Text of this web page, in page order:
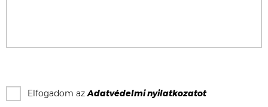
Elfogadom azAdatvédelmi nyilatkozatot